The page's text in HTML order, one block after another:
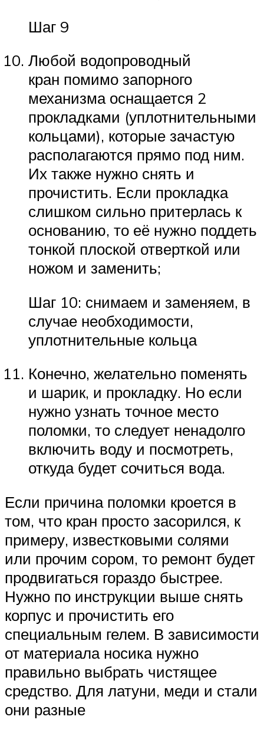
Шаг 9
Любой водопроводный
кран помимо запорного
механизма оснащается 2
прокладками (уплотнительными
кольцами), которые зачастую
располагаются прямо под ним.
Их также нужно снять и
прочистить. Если прокладка
слишком сильно притерлась к
основанию, то её нужно поддеть
тонкой плоской отверткой или
ножом и заменить;
Шаг 10: снимаем и заменяем, в
случае необходимости,
уплотнительные кольца
Конечно, желательно поменять
и шарик, и прокладку. Но если
нужно узнать точное место
поломки, то следует ненадолго
включить воду и посмотреть,
откуда будет сочиться вода.
Если причина поломки кроется в
том, что кран просто засорился, к
примеру, известковыми солями
или прочим сором, то ремонт будет
продвигаться гораздо быстрее.
Нужно по инструкции выше снять
корпус и прочистить его
специальным гелем. В зависимости
от материала носика нужно
правильно выбрать чистящее
средство. Для латуни, меди и стали
они разные